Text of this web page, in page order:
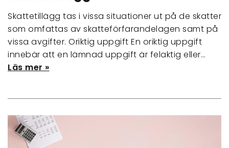
Skattetillägg tas i vissa situationer ut på de skatter
som omfattas av skatteförfarandelagen samt på
vissa avgifter. Oriktig uppgift En oriktig uppgift
innebär att en lämnad uppgift är felaktig eller…
Läs mer »